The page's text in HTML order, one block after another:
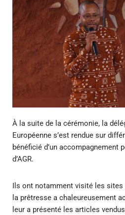
À la suite de la cérémonie, la
Européenne s’est rendue sur
bénéficié d’un accompagnement
d’AGR.
Ils ont notamment visité les sites
la prêtresse a chaleureusement
leur a présenté les articles